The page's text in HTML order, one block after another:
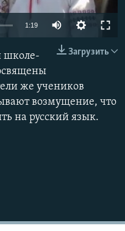
1:19
Загрузить
школе-
же учеников
возмущение, что
на русский язык.